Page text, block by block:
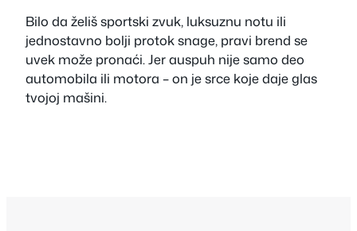
Bilo da želiš sportski zvuk, luksuznu notu ili
jednostavno bolji protok snage, pravi brend se
uvek može pronaći. Jer auspuh nije samo deo
automobila ili motora – on je srce koje daje glas
tvojoj mašini.